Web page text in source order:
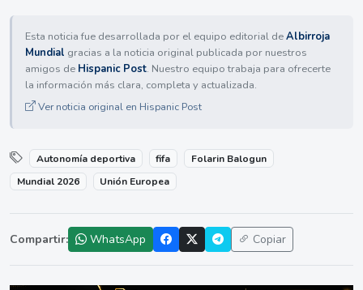
Esta noticia fue desarrollada por el equipo editorial deAlbirroja
Mundial gracias a la noticia original publicada por nuestros
amigos de Hispanic Post. Nuestro equipo trabaja para ofrecerte
la información más clara, completa y actualizada.
Ver noticia original en Hispanic Post
Autonomía deportiva fifa
Folarin Balogun
Mundial 2026
Unión Europea
Compartir: WhatsApp Copiar